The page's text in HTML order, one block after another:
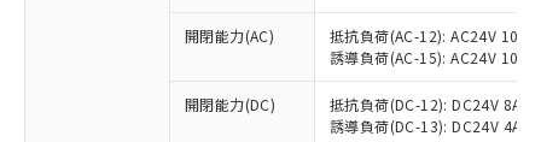
開閉能力(AC)
抵抗負荷(AC-12): AC24V 10A/
誘導負荷(AC-15): AC24V
開閉能力(DC)
抵抗負荷(DC-12): DC24V 8A/
誘導負荷(DC-13): DC24V 4A/
ご利用条件
対応済み：EU RoHS指令（10物質）の
非含有に対応した製品が提供可能な商品で
有に対応した製品に切り替える予定のある